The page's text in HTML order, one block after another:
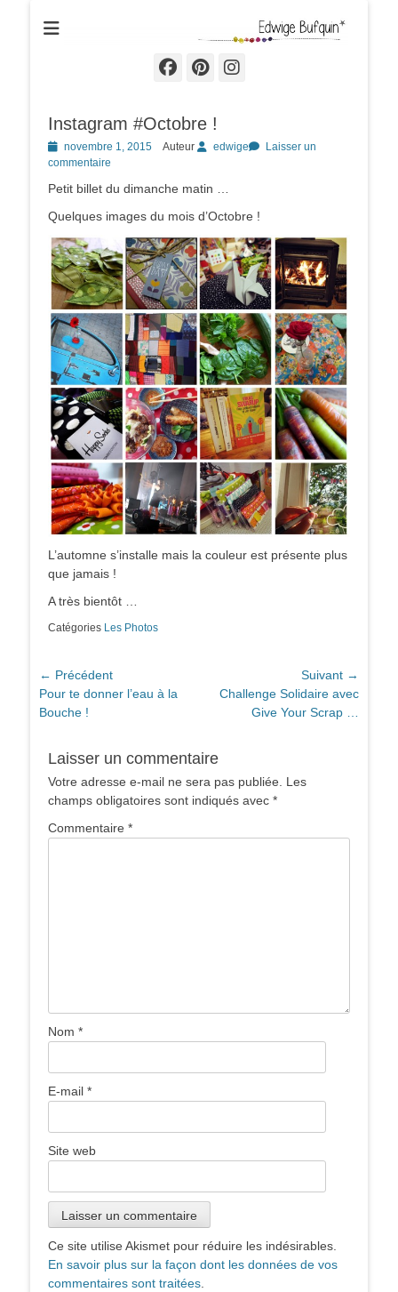
Edwige Bufquin
Facebook
Pinterest
Instagram
Instagram #Octobre !
Posted
on
novembre 1, 2015 Auteur edwige
Laisser un
commentaire
Petit billet du dimanche matin …
Quelques images du mois d’Octobre !
L’automne s’installe mais la couleur est présente plus
que jamais !
A très bientôt …
Catégories Les Photos
Navigation
de
l’article
← Précédent
Article
précédent :
Pour te donner l’eau à la
Bouche !
Suivant →
ArticleChallenge Solidaire avec
Give Your Scrap …
Laisser un commentaire
Votre adresse e-mail ne sera pas publiée.
Les
champs obligatoires sont indiqués avec *
Commentaire *
Nom *
E-mail *
Site web
Ce site utilise Akismet pour réduire les indésirables.
En savoir plus sur la façon dont les données de vos
commentaires sont traitées